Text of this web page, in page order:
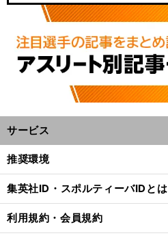
サービス
推奨環境
集英社ID・スポルティーバIDとは
利用規約・会員規約